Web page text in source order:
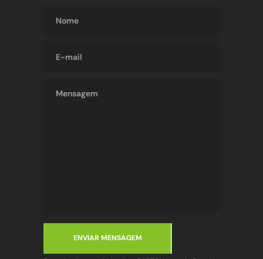
ENVIAR MENSAGEM